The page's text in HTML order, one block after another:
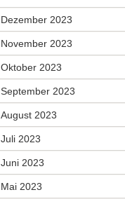
Dezember 2023
November 2023
Oktober 2023
September 2023
August 2023
Juli 2023
Juni 2023
Mai 2023